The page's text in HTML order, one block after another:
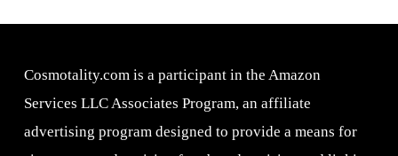
Cosmotality.com is a participant in the Amazon
Services LLC Associates Program, an affiliate
advertising program designed to provide a means for